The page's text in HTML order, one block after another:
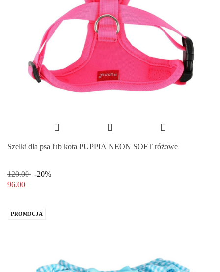
Szelki dla psa lub kota PUPPIA NEON SOFT różowe
120.00
-20%
96.00
PROMOCJA